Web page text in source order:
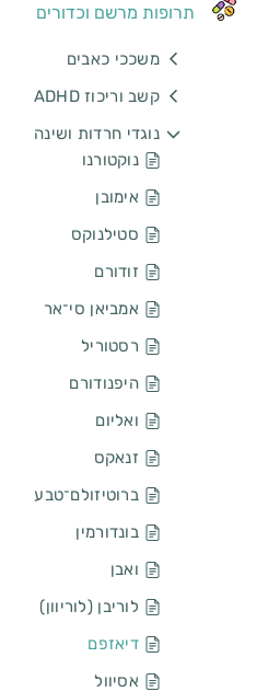
תרופות מרשם וכדורים
משככי כאבים
קשב וריכוז ADHD
נוגדי חרדות ושינה
נוקטורנו
אימובן
סטילנוקס
זודורם
אמביאן סי־אר
רסטוריל
היפנודורם
ואליום
זנאקס
ברוטיזולם־טבע
בונדורמין
ואבן
לוריבן (לוריוון)
דיאזפם
אסיוול